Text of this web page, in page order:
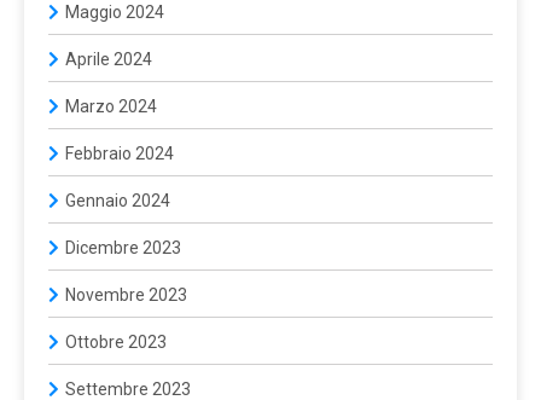
Maggio 2024
Aprile 2024
Marzo 2024
Febbraio 2024
Gennaio 2024
Dicembre 2023
Novembre 2023
Ottobre 2023
Settembre 2023